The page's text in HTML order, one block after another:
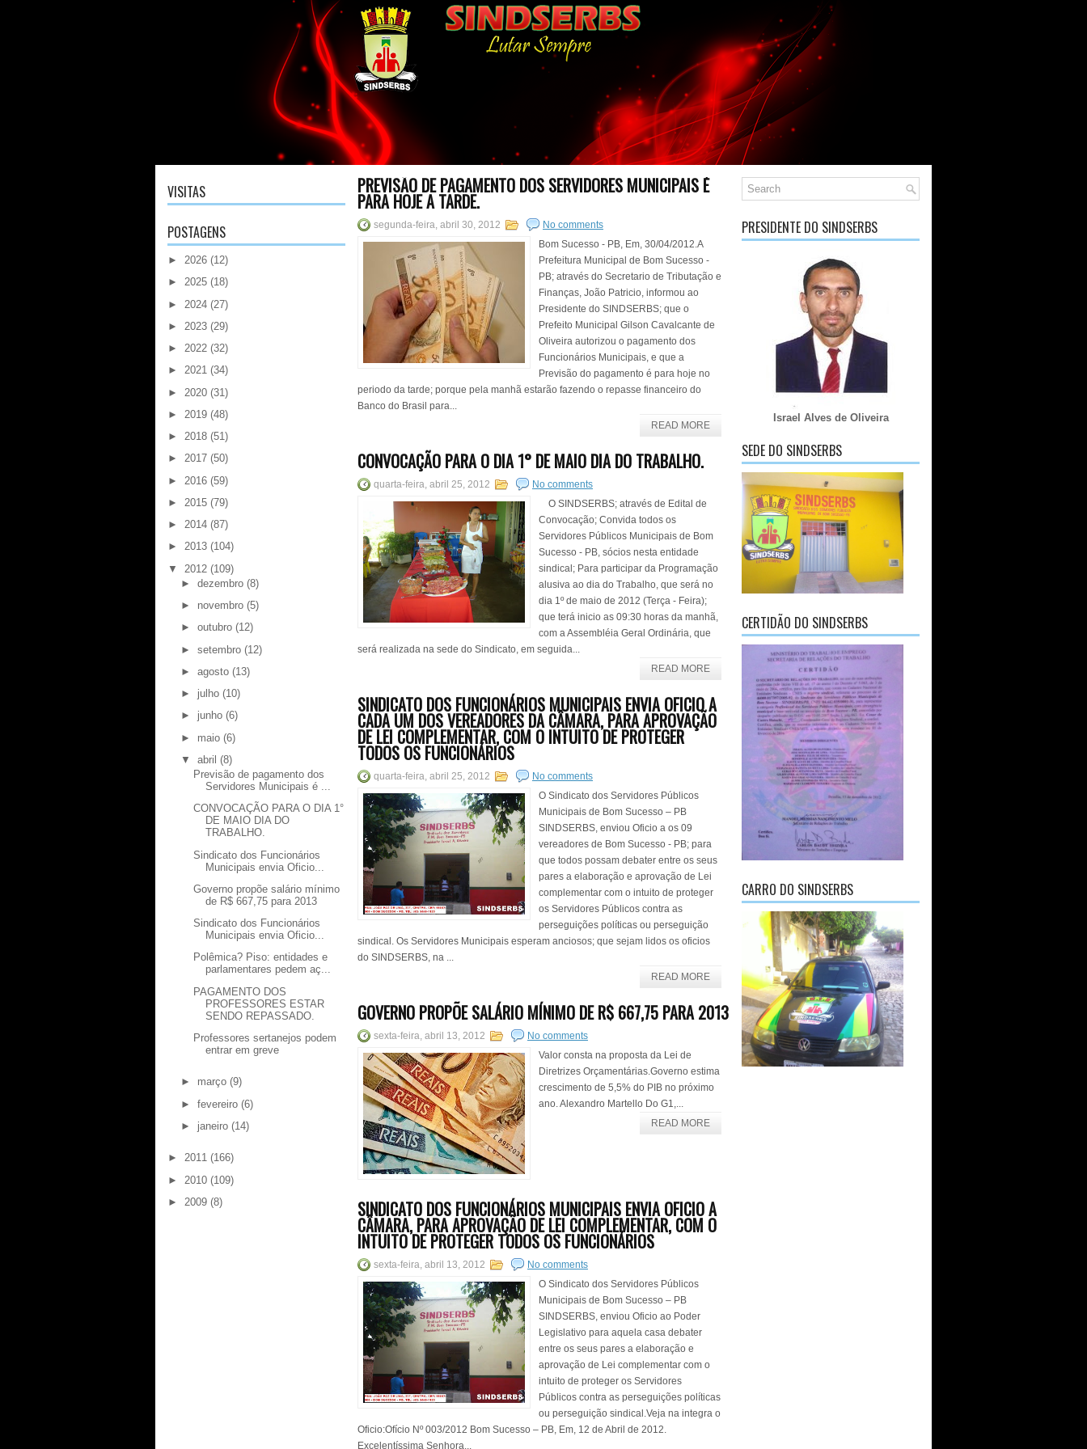
VISITAS
POSTAGENS
► 2026 (12)
► 2025 (18)
► 2024 (27)
► 2023 (29)
► 2022 (32)
► 2021 (34)
► 2020 (31)
► 2019 (48)
► 2018 (51)
► 2017 (50)
► 2016 (59)
► 2015 (79)
► 2014 (87)
► 2013 (104)
▼
2012 (109)
► dezembro (8)
► novembro (5)
► outubro (12)
► setembro (12)
► agosto (13)
► julho (10)
► junho (6)
► maio (6)
▼
abril (8)
Previsão de pagamento dos
Servidores Municipais é ...
CONVOCAÇÃO PARA O DIA 1°
DE MAIO DIA DO
TRABALHO.
Sindicato dos Funcionários
Municipais envia Oficio...
Governo propõe salário mínimo
de R$ 667,75 para 2013
Sindicato dos Funcionários
Municipais envia Oficio...
Polêmica? Piso: entidades e
parlamentares pedem aç...
PAGAMENTO DOS
PROFESSORES ESTAR
SENDO REPASSADO.
Professores sertanejos podem
entrar em greve
► março (9)
► fevereiro (6)
► janeiro (14)
► 2011 (166)
► 2010 (109)
► 2009 (8)
PREVISÃO DE PAGAMENTO DOS SERVIDORES MUNICIPAIS É
PARA HOJE A TARDE.
segunda-feira, abril 30, 2012
No comments
Bom Sucesso - PB, Em, 30/04/2012.A
Prefeitura Municipal de Bom Sucesso -
PB; através do Secretario de Tributação e
Finanças, João Patricio, informou ao
Presidente do SINDSERBS; que o
Prefeito Municipal Gilson Cavalcante de
Oliveira autorizou o pagamento dos
Funcionários Municipais, e que a
Previsão do pagamento é para hoje no
periodo da tarde; porque pela manhã estarão fazendo o repasse financeiro do
Banco do Brasil para...
READ MORE
CONVOCAÇÃO PARA O DIA 1° DE MAIO DIA DO TRABALHO.
quarta-feira, abril 25, 2012
No comments
O SINDSERBS; através de Edital de
Convocação; Convida todos os
Servidores Públicos Municipais de Bom
Sucesso - PB, sócios nesta entidade
sindical; Para participar da Programação
alusiva ao dia do Trabalho, que será no
dia 1º de maio de 2012 (Terça - Feira);
que terá inicio as 09:30 horas da manhã,
com a Assembléia Geral Ordinária, que
será realizada na sede do Sindicato, em seguida...
READ MORE
SINDICATO DOS FUNCIONÁRIOS MUNICIPAIS ENVIA OFICIO A
CADA UM DOS VEREADORES DA CÂMARA, PARA APROVAÇÃO
DE LEI COMPLEMENTAR, COM O INTUITO DE PROTEGER
TODOS OS FUNCIONÁRIOS
quarta-feira, abril 25, 2012
No comments
O Sindicato dos Servidores Públicos
Municipais de Bom Sucesso – PB
SINDSERBS, enviou Oficio a os 09
vereadores de Bom Sucesso - PB; para
que todos possam debater entre os seus
pares a elaboração e aprovação de Lei
complementar com o intuito de proteger
os Servidores Públicos contra as
perseguições políticas ou perseguição
sindical. Os Servidores Municipais esperam anciosos; que sejam lidos os oficios
do SINDSERBS, na ...
READ MORE
GOVERNO PROPÕE SALÁRIO MÍNIMO DE R$ 667,75 PARA 2013
sexta-feira, abril 13, 2012
No comments
Valor consta na proposta da Lei de
Diretrizes Orçamentárias.Governo estima
crescimento de 5,5% do PIB no próximo
ano. Alexandro Martello Do G1,...
READ MORE
SINDICATO DOS FUNCIONÁRIOS MUNICIPAIS ENVIA OFICIO A
CÂMARA, PARA APROVAÇÃO DE LEI COMPLEMENTAR, COM O
INTUITO DE PROTEGER TODOS OS FUNCIONÁRIOS
sexta-feira, abril 13, 2012
No comments
O Sindicato dos Servidores Públicos
Municipais de Bom Sucesso – PB
SINDSERBS, enviou Oficio ao Poder
Legislativo para aquela casa debater
entre os seus pares a elaboração e
aprovação de Lei complementar com o
intuito de proteger os Servidores
Públicos contra as perseguições políticas
ou perseguição sindical.Veja na integra o
Oficio:Ofício Nº 003/2012 Bom Sucesso – PB, Em, 12 de Abril de 2012.
Excelentíssima Senhora...
PRESIDENTE DO SINDSERBS
Israel Alves de Oliveira
SEDE DO SINDSERBS
CERTIDÃO DO SINDSERBS
CARRO DO SINDSERBS